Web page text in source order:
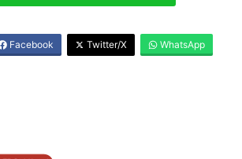
Facebook Twitter/X WhatsApp